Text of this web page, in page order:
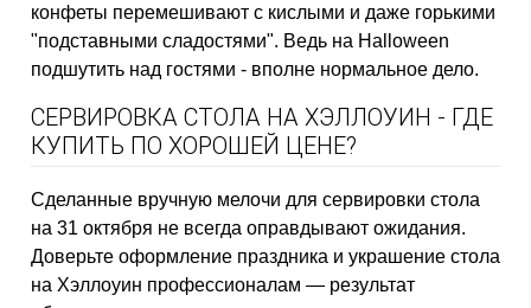
конфеты перемешивают с кислыми и даже горькими
"подставными сладостями". Ведь на Halloween
подшутить над гостями - вполне нормальное дело.
СЕРВИРОВКА СТОЛА НА ХЭЛЛОУИН - ГДЕ
КУПИТЬ ПО ХОРОШЕЙ ЦЕНЕ?
Сделанные вручную мелочи для сервировки стола
на 31 октября не всегда оправдывают ожидания.
Доверьте оформление праздника и украшение стола
на Хэллоуин профессионалам — результат